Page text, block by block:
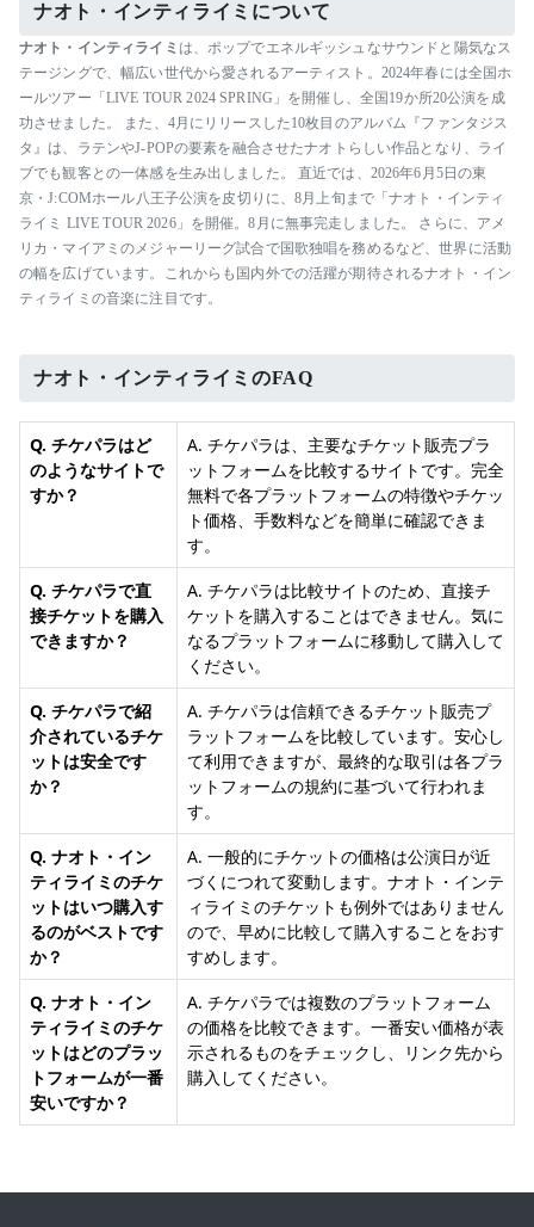
ナオト・インティライミについて
ナオト・インティライミ は、ポップでエネルギッシュなサウンドと陽気なス
テージングで、幅広い世代から愛されるアーティスト。2024年春には全国ホ
ールツアー「LIVE TOUR 2024 SPRING」を開催し、全国19か所20公演を成
功させました。 また、4月にリリースした10枚目のアルバム『ファンタジス
タ』は、ラテンやJ-POPの要素を融合させたナオトらしい作品となり、ライ
ブでも観客との一体感を生み出しました。 直近では、2026年6月5日の東
京・J:COMホール八王子公演を皮切りに、8月上旬まで「ナオト・インティ
ライミ LIVE TOUR 2026」を開催。8月に無事完走しました。 さらに、アメ
リカ・マイアミのメジャーリーグ試合で国歌独唱を務めるなど、世界に活動
の幅を広げています。これからも国内外での活躍が期待されるナオト・イン
ティライミの音楽に注目です。
ナオト・インティライミのFAQ
Q. チケパラはど
のようなサイトで
すか？
A. チケパラは、主要なチケット販売プラ
ットフォームを比較するサイトです。完全
無料で各プラットフォームの特徴やチケッ
ト価格、手数料などを簡単に確認できま
す。
Q. チケパラで直
接チケットを購入
できますか？
A. チケパラは比較サイトのため、直接チ
ケットを購入することはできません。気に
なるプラットフォームに移動して購入して
ください。
Q. チケパラで紹
介されているチケ
ットは安全です
か？
A. チケパラは信頼できるチケット販売プ
ラットフォームを比較しています。安心し
て利用できますが、最終的な取引は各プラ
ットフォームの規約に基づいて行われま
す。
Q. ナオト・イン
ティライミのチケ
ットはいつ購入す
るのがベストです
か？
A. 一般的にチケットの価格は公演日が近
づくにつれて変動します。ナオト・インテ
ィライミのチケットも例外ではありません
ので、早めに比較して購入することをおす
すめします。
Q. ナオト・イン
ティライミのチケ
ットはどのプラッ
トフォームが一番
安いですか？
A. チケパラでは複数のプラットフォーム
の価格を比較できます。一番安い価格が表
示されるものをチェックし、リンク先から
購入してください。